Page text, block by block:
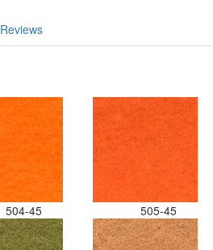
Reviews
504-45 505-45